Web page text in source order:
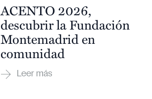
ACENTO 2026,
descubrir la Fundación
Montemadrid en
comunidad